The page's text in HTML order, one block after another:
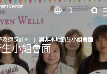
繁
及適應計劃 |與非本地新生小組會面
小組會面